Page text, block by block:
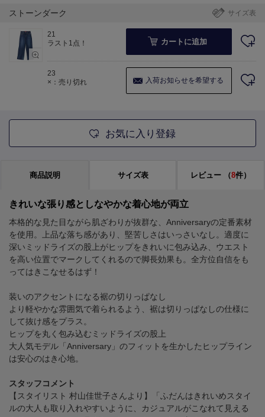
サイズ表
ストーンダーク
21
ラスト1点！
カートに追加
23
×：売り切れ
入荷お知らせを希望する
お気に入り登録
商品説明 サイズ表 レビュー （8件）
きれいな張り感としなやかな着心地が両立
本格的な見た目ながら肌ざわりが抜群な、Anniversaryの定番素材
を使用。上品な落ち感があり、堅苦しさはいっさいなし。適度に
深いミッドライズの股上がヒップをきれいに包み込み、ウエスト
を高い位置でマークしてくれるので脚長効果も。全方位自信をも
ってはきこなせるはず！
装いのアクセントになる裾の切りっぱなし
より軽やかな雰囲気で着られるよう、裾は切りっぱなしの仕様に
して抜け感をプラス。
ヒップを丸く包み込むミッドライズの股上
大人気モデル「Anniversary」のフィットを生かしたヒップライン
は安心のはき心地。
スタッフコメント
【スタイリスト 村山佳世子さんより】「ふだんはきれいめスタイ
ルの大人も取り入れやすいように、カジュアルがこなれて見える